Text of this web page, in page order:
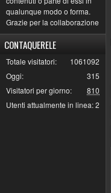
qualunque modo o forma.
Grazie per la collaborazione
CONTAQUERELE
1061092
Totale visitatori:
315
Oggi:
810
Visitatori per giorno:
2
Utenti attualmente in linea: